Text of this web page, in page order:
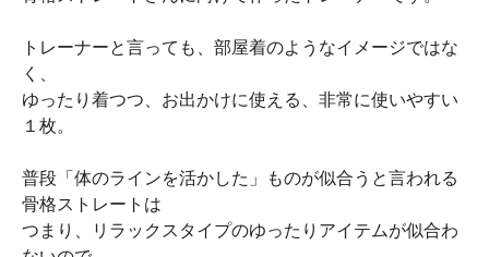
トレーナーと言っても、部屋着のようなイメージではな
く、
ゆったり着つつ、お出かけに使える、非常に使いやすい
１枚。
普段「体のラインを活かした」ものが似合うと言われる
骨格ストレートは
つまり、リラックスタイプのゆったりアイテムが似合わ